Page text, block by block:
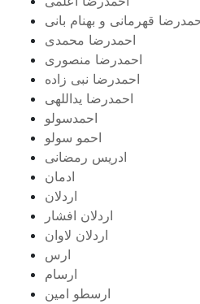
قهرمانی و بهنام بانی
احمدرضا محمدی
احمدرضا منصوری
احمدرضا نبی زاده
احمدرضا یداللهی
احمدسولو
احمو سولو
ادریس رمضانی
ادمان
اردلان
اردلان افشار
اردلان لاوان
ارس
ارسام
ارسطو امین